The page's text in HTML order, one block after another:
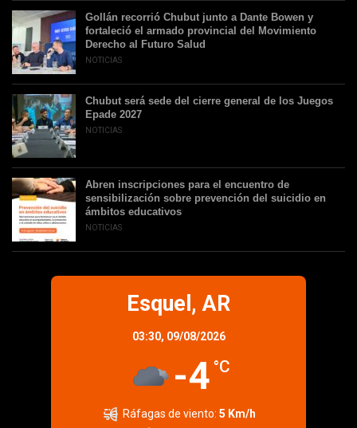
Gollán recorrió Chubut junto a Dante Bowen y
fortaleció el armado provincial del Movimiento
Derecho al Futuro Salud
NOTICIAS
Chubut será sede del cierre general de los Juegos
Epade 2027
NOTICIAS
Abren inscripciones para el encuentro de
sensibilización sobre prevención del suicidio en
ámbitos educativos
NOTICIAS
Esquel, AR
03:30, 09/08/2026
-4 °C
Ráfagas de viento: 5 Km/h